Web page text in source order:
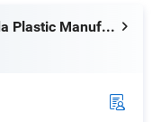
Qingdao Rulyda Plastic Manufacture Co., Ltd.